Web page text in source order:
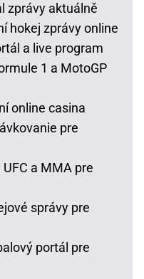
zprávy aktuálně
hokej zprávy online
a live program
1 a MotoGP
online casina
pre
a MMA pre
správy pre
portál pre